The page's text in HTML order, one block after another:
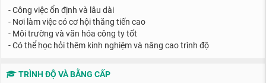
- Công việc ổn định và lâu dài
- Nơi làm việc có cơ hội thăng tiến cao
- Môi trường và văn hóa công ty tốt
- Có thể học hỏi thêm kinh nghiệm và nâng cao trình độ
TRÌNH ĐỘ VÀ BẰNG CẤP